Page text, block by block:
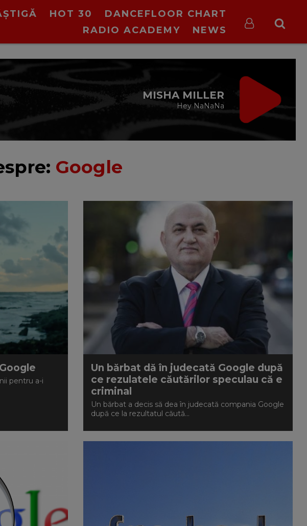
HOT 30
DANCEFLOOR CHART
RADIO ACADEMY
NEWS
DRIVE TIME
cu Silviu Andrei
Google
pentru a-i
Un bărbat dă în judecată Google după
ce rezulatele căutărilor speculau că e
criminal
Un bărbat a decis să dea în judecată compania Google
după ce la rezultatul căută...